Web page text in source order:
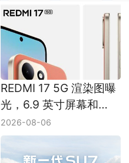
REDMI 17 5G 渲染图曝
光，6.9 英寸屏幕和
7500mAh 电池受关注
2026-08-06